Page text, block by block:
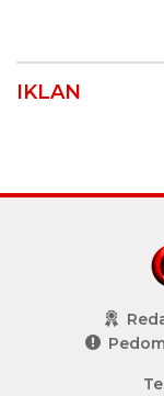
IKLAN